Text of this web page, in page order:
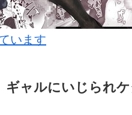
います
ギャルにいじられ